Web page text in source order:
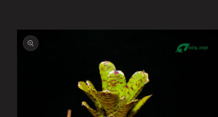
Passa alle
informazioni
sul prodotto